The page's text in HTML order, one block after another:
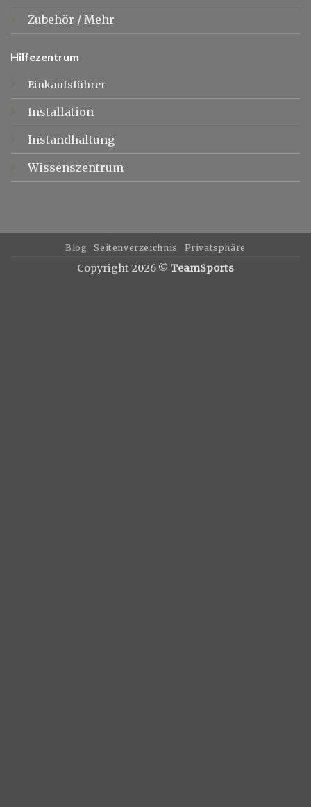
Zubehör / Mehr
Hilfezentrum
Einkaufsführer
Installation
Instandhaltung
Wissenszentrum
Blog Seitenverzeichnis Privatsphäre
Copyright 2026 © TeamSports